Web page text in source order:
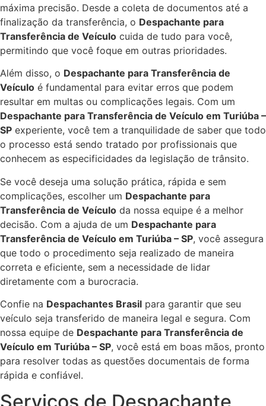
máxima precisão. Desde a coleta de documentos até a
finalização da transferência, o Despachante para
Transferência de Veículo cuida de tudo para você,
permitindo que você foque em outras prioridades.
Além disso, o Despachante para Transferência de
Veículo é fundamental para evitar erros que podem
resultar em multas ou complicações legais. Com um
Despachante para Transferência de Veículo em Turiúba –
SP experiente, você tem a tranquilidade de saber que todo
o processo está sendo tratado por profissionais que
conhecem as especificidades da legislação de trânsito.
Se você deseja uma solução prática, rápida e sem
complicações, escolher um Despachante para
Transferência de Veículo da nossa equipe é a melhor
decisão. Com a ajuda de um Despachante para
Transferência de Veículo em Turiúba – SP, você assegura
que todo o procedimento seja realizado de maneira
correta e eficiente, sem a necessidade de lidar
diretamente com a burocracia.
Confie na Despachantes Brasil para garantir que seu
veículo seja transferido de maneira legal e segura. Com
nossa equipe de Despachante para Transferência de
Veículo em Turiúba – SP, você está em boas mãos, pronto
para resolver todas as questões documentais de forma
rápida e confiável.